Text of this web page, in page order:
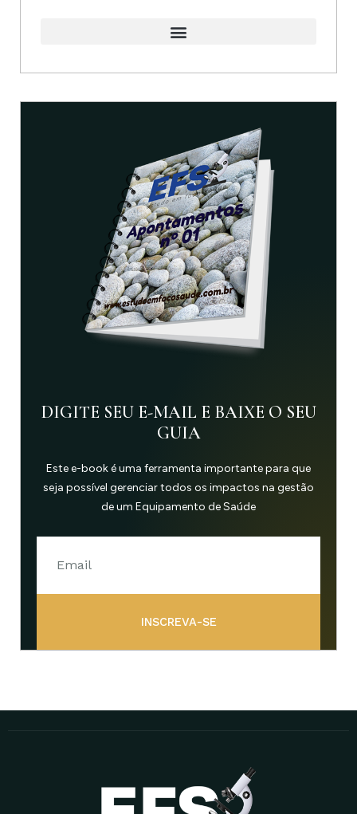
DIGITE SEU E-MAIL E BAIXE O SEU
GUIA
Este e-book é uma ferramenta importante para que
seja possível gerenciar todos os impactos na gestão
de um Equipamento de Saúde
INSCREVA-SE